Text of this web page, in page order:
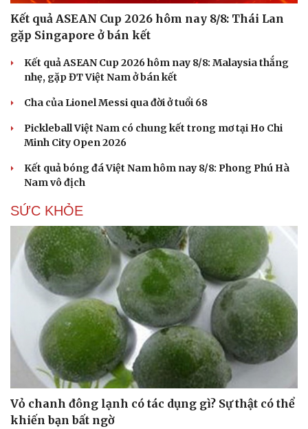
Dinh dưỡng - món ngon
Cây thuốc
Sản phụ khoa
Nam khoa
Làm đẹp - giảm cân
Ăn sạch sống khỏe
Nhà đẹp
Blog
Tình yêu - Gia đình
Kết quả ASEAN Cup 2026 hôm nay 8/8: Thái Lan
gặp Singapore ở bán kết
Kết quả ASEAN Cup 2026 hôm nay 8/8: Malaysia thắng
nhẹ, gặp ĐT Việt Nam ở bán kết
Cha của Lionel Messi qua đời ở tuổi 68
Pickleball Việt Nam có chung kết trong mơ tại Ho Chi
Minh City Open 2026
Kết quả bóng đá Việt Nam hôm nay 8/8: Phong Phú Hà
Nam vô địch
SỨC KHỎE
Vỏ chanh đông lạnh có tác dụng gì? Sự thật có thể
khiến bạn bất ngờ